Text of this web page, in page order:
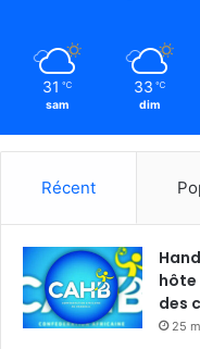
31 ℃
sam
33 ℃
dim
Récent
hôte
des
25